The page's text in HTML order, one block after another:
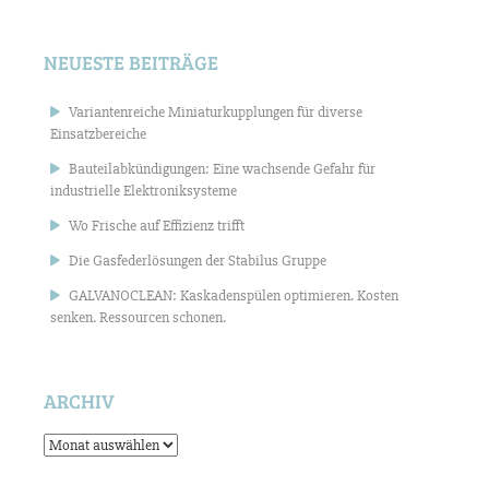
NEUESTE BEITRÄGE
Variantenreiche Miniaturkupplungen für diverse
Einsatzbereiche
Bauteilabkündigungen: Eine wachsende Gefahr für
industrielle Elektroniksysteme
Wo Frische auf Effizienz trifft
Die Gasfederlösungen der Stabilus Gruppe
GALVANOCLEAN: Kaskadenspülen optimieren. Kosten
senken. Ressourcen schonen.
ARCHIV
Archiv